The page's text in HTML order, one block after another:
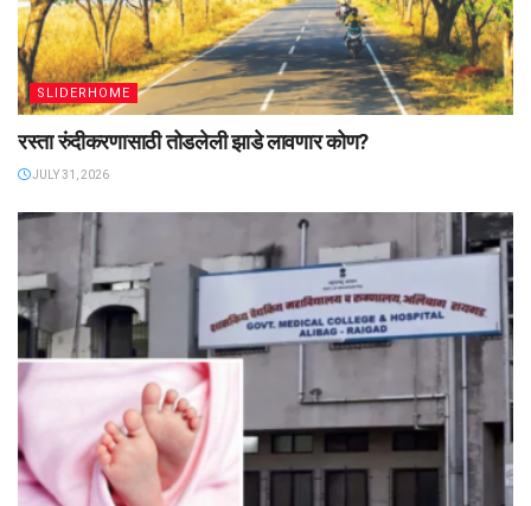
SLIDERHOME
रस्ता रुंदीकरणासाठी तोडलेली झाडे लावणार कोण?
JULY 31, 2026